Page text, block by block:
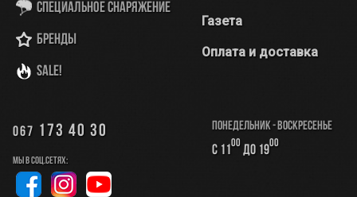
Специальное снаряжение
Бренды
SALE!
Газета
Оплата и доставка
067 173 40 30
Мы в соц.сетях:
Понедельник - Воскресенье
с 1100 до 1900